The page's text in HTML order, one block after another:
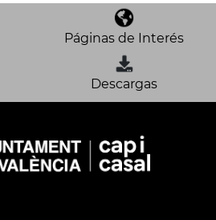
Páginas de Interés
Descargas